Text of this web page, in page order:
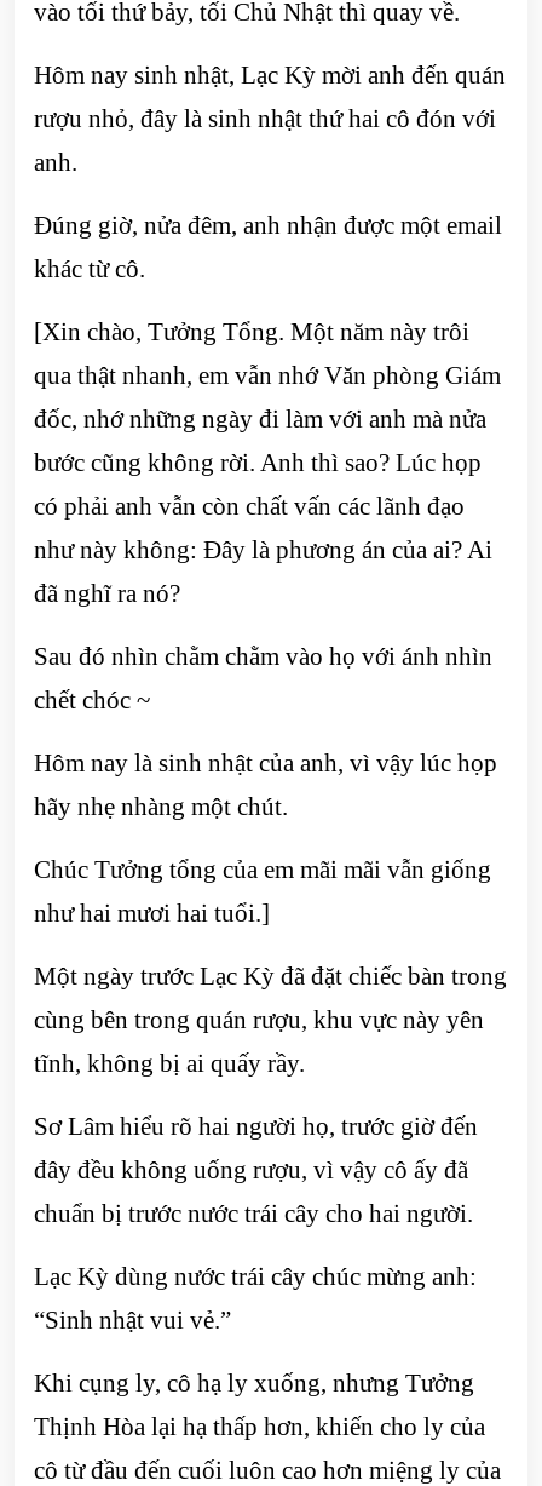
vào tối thứ bảy, tối Chủ Nhật thì quay về.
Hôm nay sinh nhật, Lạc Kỳ mời anh đến quán
rượu nhỏ, đây là sinh nhật thứ hai cô đón với
anh.
Đúng giờ, nửa đêm, anh nhận được một email
khác từ cô.
[Xin chào, Tưởng Tổng. Một năm này trôi
qua thật nhanh, em vẫn nhớ Văn phòng Giám
đốc, nhớ những ngày đi làm với anh mà nửa
bước cũng không rời. Anh thì sao? Lúc họp
có phải anh vẫn còn chất vấn các lãnh đạo
như này không: Đây là phương án của ai? Ai
đã nghĩ ra nó?
Sau đó nhìn chằm chằm vào họ với ánh nhìn
chết chóc ~
Hôm nay là sinh nhật của anh, vì vậy lúc họp
hãy nhẹ nhàng một chút.
Chúc Tưởng tổng của em mãi mãi vẫn giống
như hai mươi hai tuổi.]
Một ngày trước Lạc Kỳ đã đặt chiếc bàn trong
cùng bên trong quán rượu, khu vực này yên
tĩnh, không bị ai quấy rầy.
Sơ Lâm hiểu rõ hai người họ, trước giờ đến
đây đều không uống rượu, vì vậy cô ấy đã
chuẩn bị trước nước trái cây cho hai người.
Lạc Kỳ dùng nước trái cây chúc mừng anh:
“Sinh nhật vui vẻ.”
Khi cụng ly, cô hạ ly xuống, nhưng Tưởng
Thịnh Hòa lại hạ thấp hơn, khiến cho ly của
cô từ đầu đến cuối luôn cao hơn miệng ly của